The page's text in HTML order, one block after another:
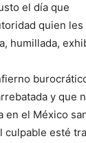
el día que
quien les
humillada,
y que
en el México
culpable esté